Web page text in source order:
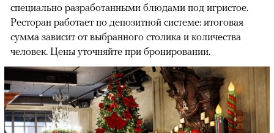
специально разработанными блюдами под игристое.
Ресторан работает по депозитной системе: итоговая
сумма зависит от выбранного столика и количества
человек. Цены уточняйте при бронировании.